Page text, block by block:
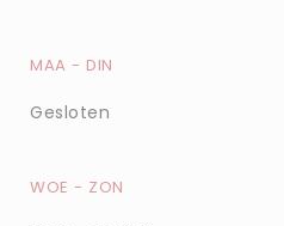
MAA - DIN
Gesloten
WOE - ZON